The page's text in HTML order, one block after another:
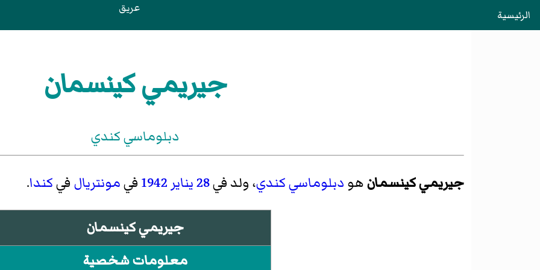
الرئيسية عريق
جيريمي كينسمان
دبلوماسي كندي
جيريمي كينسمانهو دبلوماسيكندي، ولد في28 يناير 1942 فيمونتريال فيكندا.
جيريمي كينسمان
معلومات شخصية